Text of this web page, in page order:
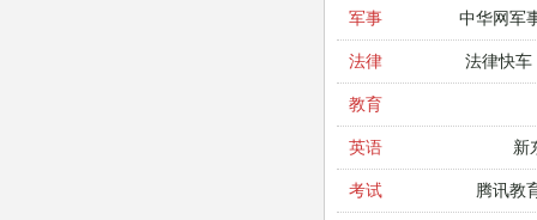
军事 中华网军
法律 法律快车
教育
英语 新
考试 腾讯教